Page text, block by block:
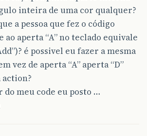
inteira de uma cor qualquer?
a pessoa que fez o código
ao aperta “A” no teclado equivale
é possivel eu fazer a mesma
vez de aperta “A” aperta “D”
do meu code eu posto …